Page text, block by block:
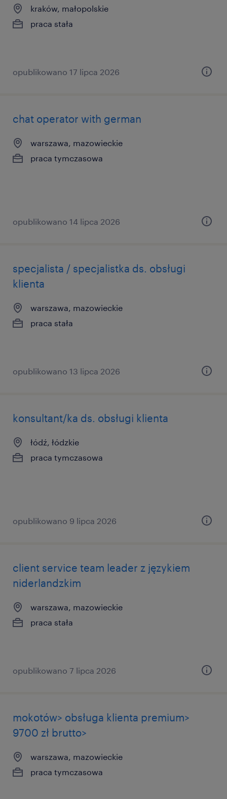
kraków, małopolskie
praca stała
opublikowano 17 lipca 2026
chat operator with german
warszawa, mazowieckie
praca tymczasowa
opublikowano 14 lipca 2026
specjalista / specjalistka ds. obsługi
klienta
warszawa, mazowieckie
praca stała
opublikowano 13 lipca 2026
konsultant/ka ds. obsługi klienta
łódź, łódzkie
praca tymczasowa
opublikowano 9 lipca 2026
client service team leader z językiem
niderlandzkim
warszawa, mazowieckie
praca stała
opublikowano 7 lipca 2026
mokotów> obsługa klienta premium>
9700 zł brutto>
warszawa, mazowieckie
praca tymczasowa